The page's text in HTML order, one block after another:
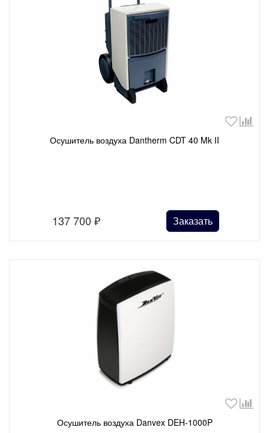
Осушитель воздуха Dantherm CDT 40 Mk II
137 700₽ Заказать
Осушитель воздуха Danvex DEH-1000P